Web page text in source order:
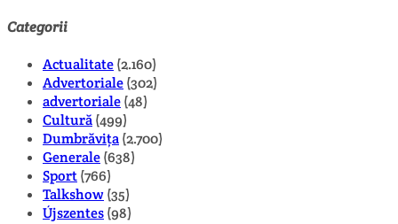
Categorii
Actualitate(2.160)
Advertoriale(302)
advertoriale(48)
Cultură(499)
Dumbrăvița(2.700)
Generale(638)
Sport(766)
Talkshow(35)
Újszentes(98)